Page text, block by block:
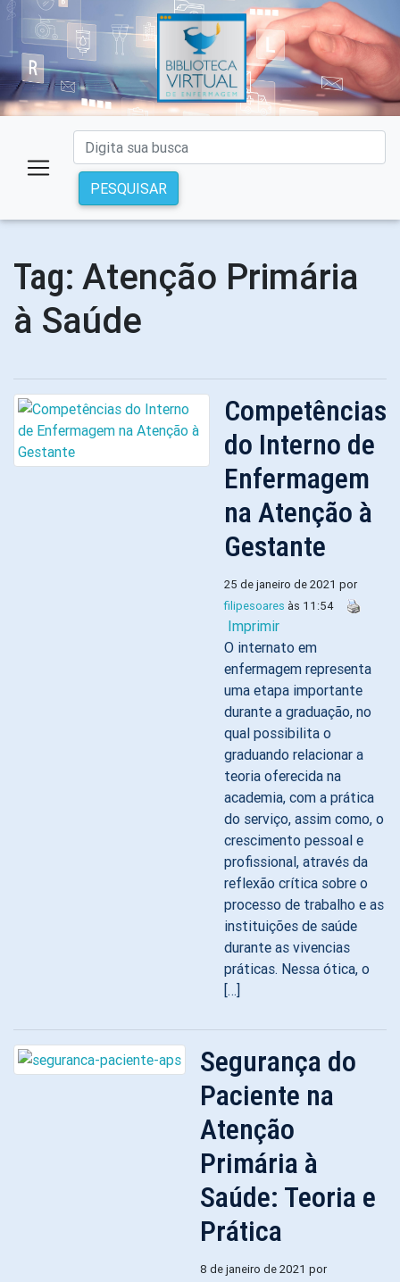
PESQUISAR
Tag: Atenção Primária
à Saúde
Competências
do Interno de
Enfermagem
na Atenção à
Gestante
25 de janeiro de 2021 por
filipesoares às 11:54
Imprimir
O internato em
enfermagem representa
uma etapa importante
durante a graduação, no
qual possibilita o
graduando relacionar a
teoria oferecida na
academia, com a prática
do serviço, assim como, o
crescimento pessoal e
profissional, através da
reflexão crítica sobre o
processo de trabalho e as
instituições de saúde
durante as vivencias
práticas. Nessa ótica, o
[…]
Segurança do
Paciente na
Atenção
Primária à
Saúde: Teoria e
Prática
8 de janeiro de 2021 por